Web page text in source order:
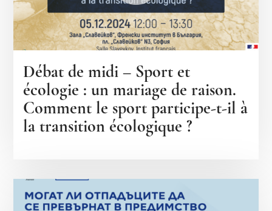
Débat de midi – Sport et
écologie : un mariage de raison.
Comment le sport participe-t-il à
la transition écologique ?